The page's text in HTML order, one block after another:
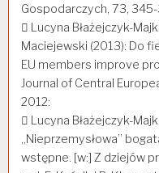
Gospodarczych, 73,
 Lucyna Błażejczyk-
Maciejewski (2013): Do
EU members improve
Journal of Central
2012:
 Lucyna Błażejczyk-
„Nieprzemysłowa”
wstępne. [w:] Z dziejów